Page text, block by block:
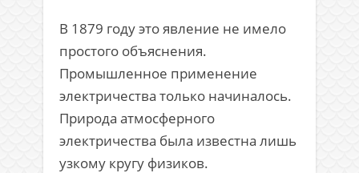
В 1879 году это явление не имело
простого объяснения.
Промышленное применение
электричества только начиналось.
Природа атмосферного
электричества была известна лишь
узкому кругу физиков.